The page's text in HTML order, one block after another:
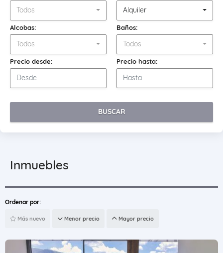
Todos Alquiler
Alcobas:
Todos
Baños:
Todos
Precio desde: Precio hasta:
BUSCAR
Inmuebles
Ordenar por:
Más nuevo Menor precio Mayor precio